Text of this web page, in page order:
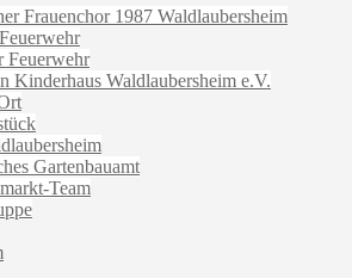
Frauenchor 1987 Waldlaubersheim
Feuerwehr
Kinderhaus Waldlaubersheim e.V.
Gartenbauamt
Team